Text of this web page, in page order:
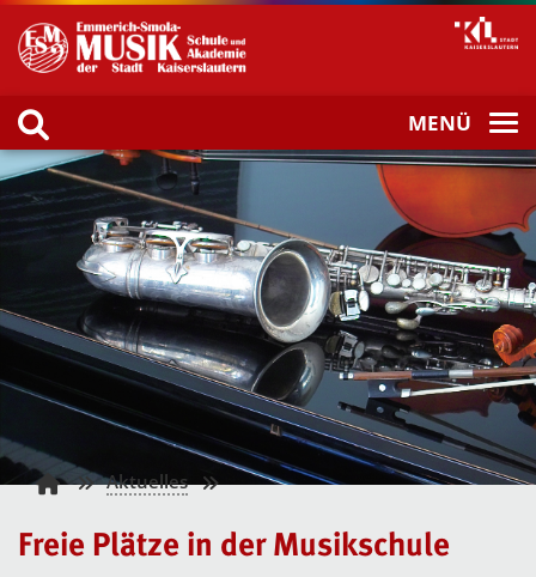
MENÜ
Aktuelles
Freie Plätze in der Musikschule